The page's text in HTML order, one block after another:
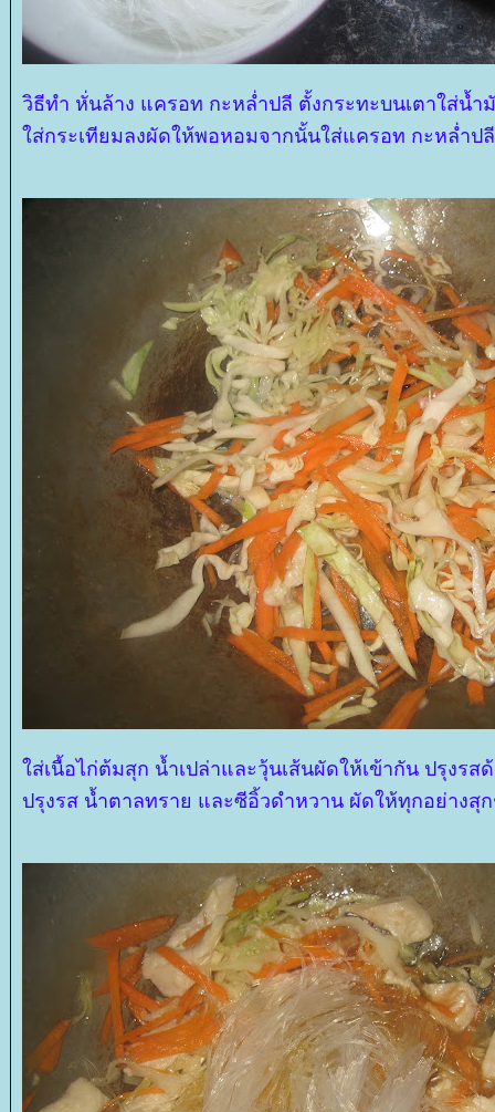
วิธีทำ หั่นล้าง แครอท กะหล่ำปลี ตั้งกระทะบนเตาใส่น้ำ
ส่กระเทียมลงผัดให้พอหอมจากนั้นใส่แครอท กะหล่ำปลี
ส่เนื้อไก่ต้มสุก น้ำเปล่าและวุ้นเส้นผัดให้เข้ากัน ปรุงรส
ปรุงรส น้ำตาลทราย และซีอิ้วดำหวาน ผัดให้ทุกอย่างสุ